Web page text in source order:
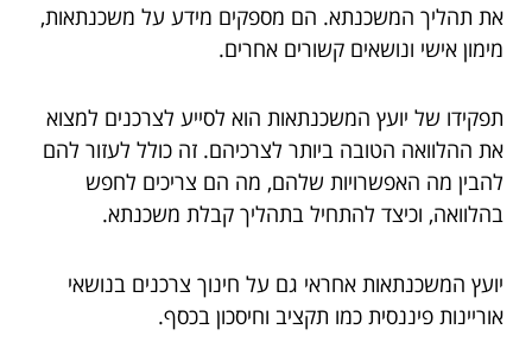
את תהליך המשכנתא. הם מספקים מידע על משכנתאות,
מימון אישי ונושאים קשורים אחרים.
תפקידו של יועץ המשכנתאות הוא לסייע לצרכנים למצוא
את ההלוואה הטובה ביותר לצרכיהם. זה כולל לעזור להם
להבין מה האפשרויות שלהם, מה הם צריכים לחפש
בהלוואה, וכיצד להתחיל בתהליך קבלת משכנתא.
יועץ המשכנתאות אחראי גם על חינוך צרכנים בנושאי
אוריינות פיננסית כמו תקציב וחיסכון בכסף.